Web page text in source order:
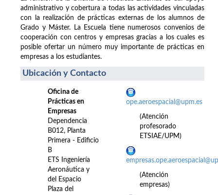
administrativo y cobertura a todas las actividades vinculadas
con la realización de prácticas externas de los alumnos de
Grado y Máster. La Escuela tiene numerosos convenios de
cooperación con centros y empresas gracias a los cuales es
posible ofertar un número muy importante de prácticas en
empresas a los estudiantes.
Ubicación y Contacto
Oficina de
Prácticas en
Empresas
Dependencia
B012, Planta
Primera - Edificio
B
ETS Ingeniería
Aeronáutica y
del Espacio
Plaza del
ope.aeroespacial@upm.es
(Atención
profesorado
ETSIAE/UPM)
(Atención
empresas)